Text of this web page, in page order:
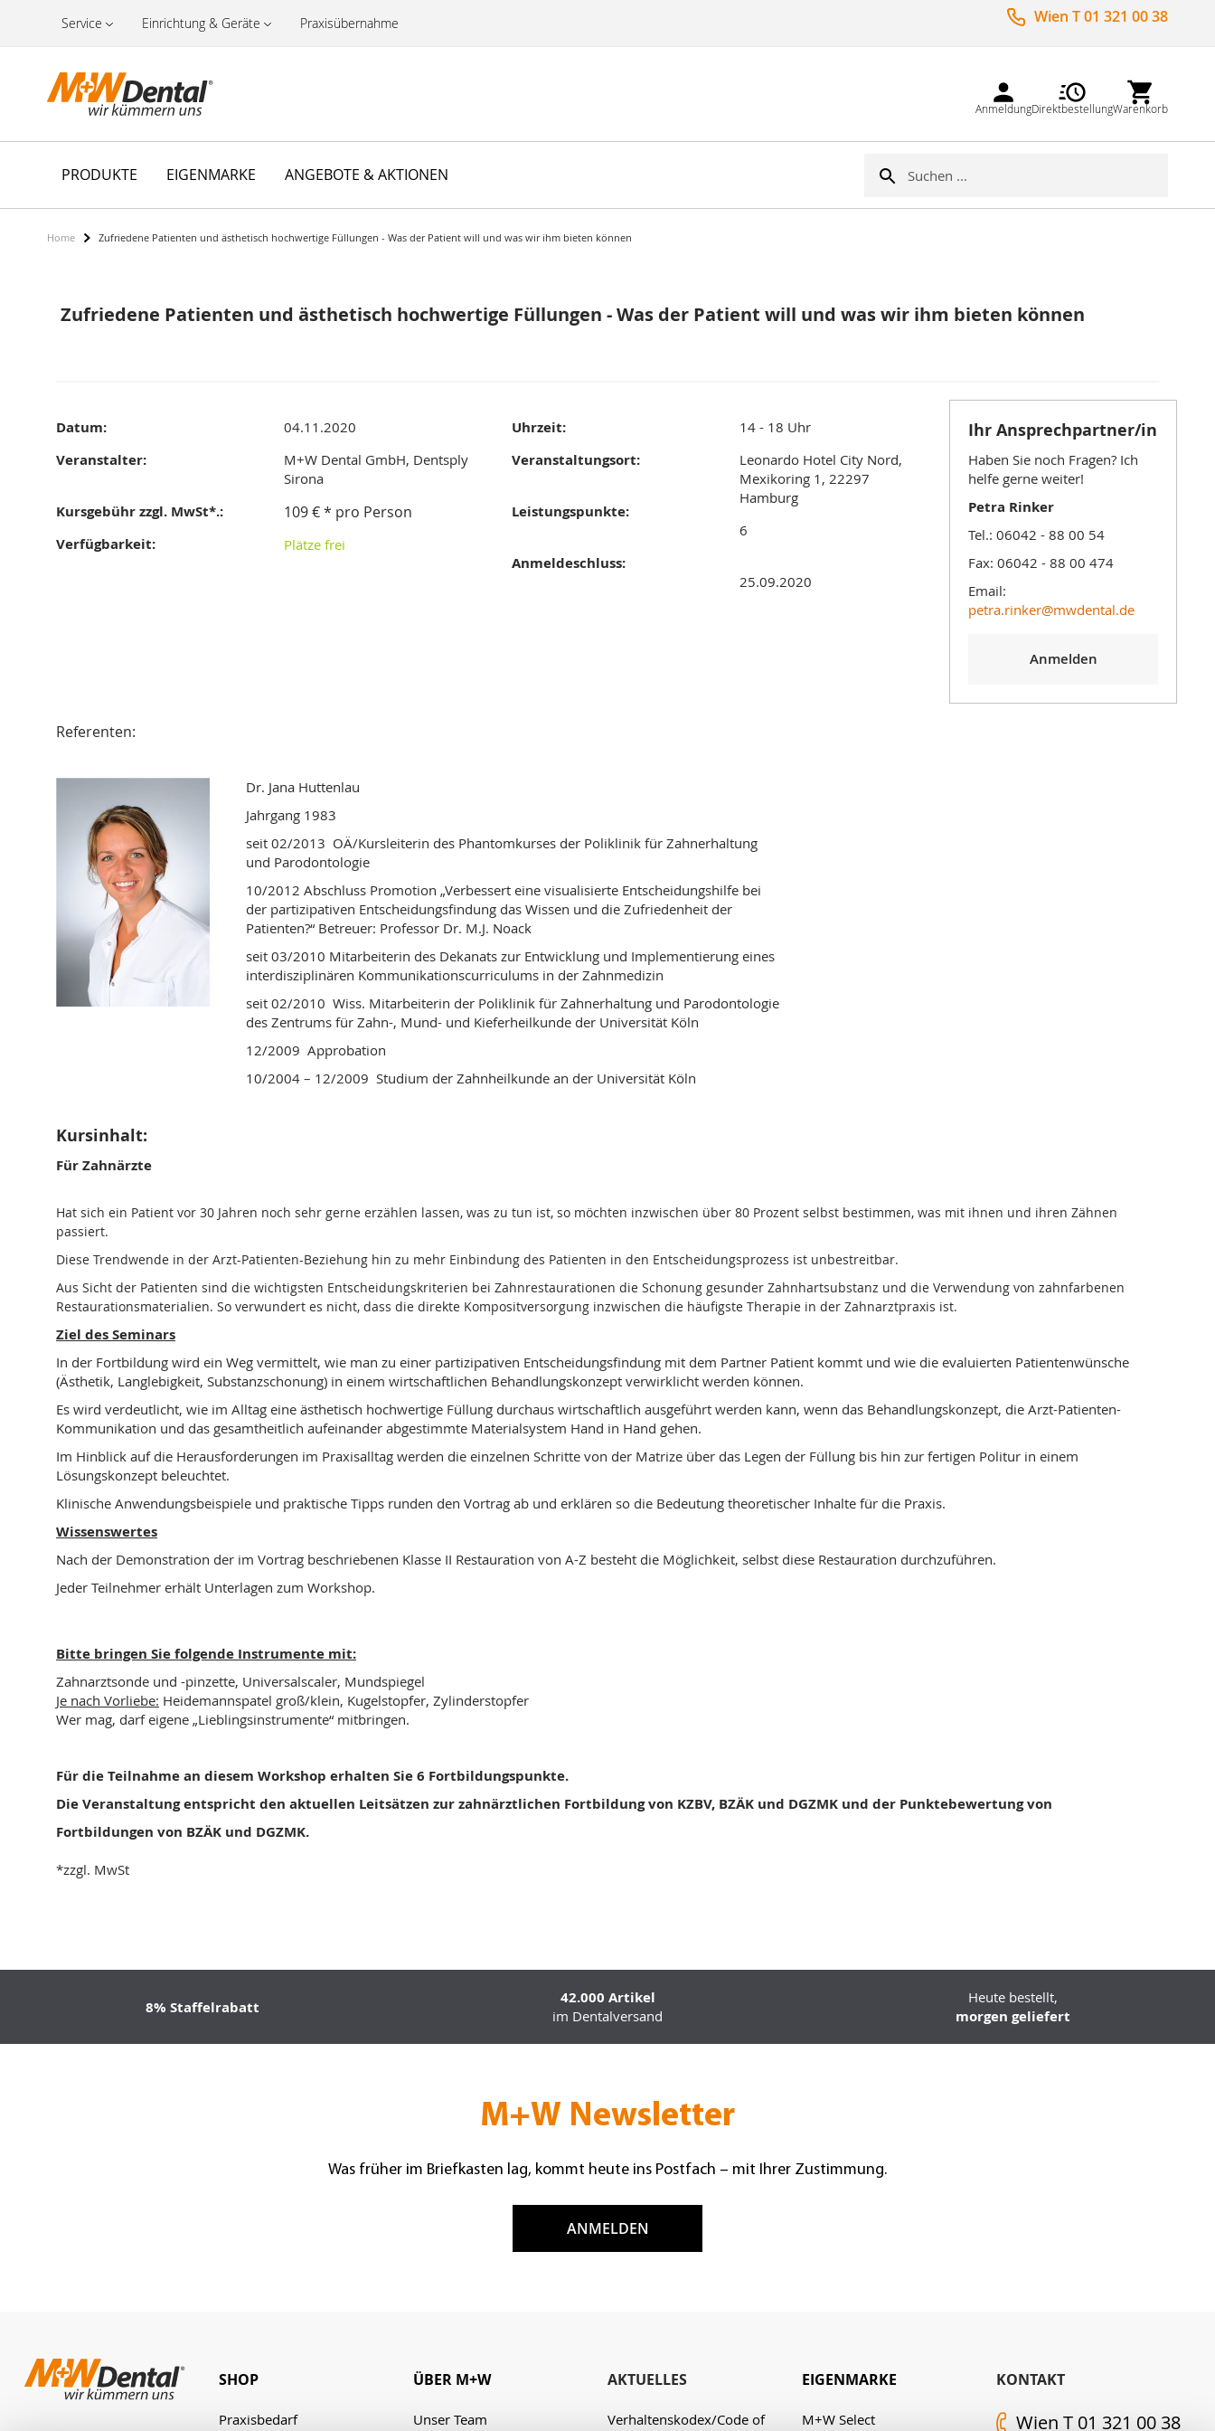
Service Einrichtung & Geräte Praxisübernahme Wien T 01 321 00 38
AnmeldungDirektbestellungWarenkorb
PRODUKTE EIGENMARKE ANGEBOTE & AKTIONEN Suche
Home Zufriedene Patienten und ästhetisch hochwertige Füllungen - Was der Patient will und was wir ihm bieten können
Zufriedene Patienten und ästhetisch hochwertige Füllungen - Was der Patient will und was wir ihm bieten können
Datum:
Veranstalter:
Kursgebühr zzgl. MwSt*.:
Verfügbarkeit:
04.11.2020
M+W Dental GmbH, Dentsply
Sirona
109 € * pro Person
Plätze frei
Uhrzeit:
Veranstaltungsort:
Leistungspunkte:
Anmeldeschluss:
14 - 18 Uhr
Leonardo Hotel City Nord,
Mexikoring 1, 22297
Hamburg
6
25.09.2020
Ihr Ansprechpartner/in
Haben Sie noch Fragen? Ich
helfe gerne weiter!
Petra Rinker
Tel.: 06042 - 88 00 54
Fax: 06042 - 88 00 474
Email:
petra.rinker@mwdental.de
Anmelden
Referenten:
Dr. Jana Huttenlau
Jahrgang 1983
seit 02/2013 OÄ/Kursleiterin des Phantomkurses der Poliklinik für Zahnerhaltung
und Parodontologie
10/2012 Abschluss Promotion „Verbessert eine visualisierte Entscheidungshilfe bei
der partizipativen Entscheidungsfindung das Wissen und die Zufriedenheit der
Patienten?“ Betreuer: Professor Dr. M.J. Noack
seit 03/2010 Mitarbeiterin des Dekanats zur Entwicklung und Implementierung eines
interdisziplinären Kommunikationscurriculums in der Zahnmedizin
seit 02/2010 Wiss. Mitarbeiterin der Poliklinik für Zahnerhaltung und Parodontologie
des Zentrums für Zahn-, Mund- und Kieferheilkunde der Universität Köln
12/2009 Approbation
10/2004 – 12/2009 Studium der Zahnheilkunde an der Universität Köln
Kursinhalt:
Für Zahnärzte
Hat sich ein Patient vor 30 Jahren noch sehr gerne erzählen lassen, was zu tun ist, so möchten inzwischen über 80 Prozent selbst bestimmen, was mit ihnen und ihren Zähnen
passiert.
Diese Trendwende in der Arzt-Patienten-Beziehung hin zu mehr Einbindung des Patienten in den Entscheidungsprozess ist unbestreitbar.
Aus Sicht der Patienten sind die wichtigsten Entscheidungskriterien bei Zahnrestaurationen die Schonung gesunder Zahnhartsubstanz und die Verwendung von zahnfarbenen
Restaurationsmaterialien. So verwundert es nicht, dass die direkte Kompositversorgung inzwischen die häufigste Therapie in der Zahnarztpraxis ist.
Ziel des Seminars
In der Fortbildung wird ein Weg vermittelt, wie man zu einer partizipativen Entscheidungsfindung mit dem Partner Patient kommt und wie die evaluierten Patientenwünsche
(Ästhetik, Langlebigkeit, Substanzschonung) in einem wirtschaftlichen Behandlungskonzept verwirklicht werden können.
Es wird verdeutlicht, wie im Alltag eine ästhetisch hochwertige Füllung durchaus wirtschaftlich ausgeführt werden kann, wenn das Behandlungskonzept, die Arzt-Patienten-
Kommunikation und das gesamtheitlich aufeinander abgestimmte Materialsystem Hand in Hand gehen.
Im Hinblick auf die Herausforderungen im Praxisalltag werden die einzelnen Schritte von der Matrize über das Legen der Füllung bis hin zur fertigen Politur in einem
Lösungskonzept beleuchtet.
Klinische Anwendungsbeispiele und praktische Tipps runden den Vortrag ab und erklären so die Bedeutung theoretischer Inhalte für die Praxis.
Wissenswertes
Nach der Demonstration der im Vortrag beschriebenen Klasse II Restauration von A-Z besteht die Möglichkeit, selbst diese Restauration durchzuführen.
Jeder Teilnehmer erhält Unterlagen zum Workshop.
Bitte bringen Sie folgende Instrumente mit:
Zahnarztsonde und -pinzette, Universalscaler, Mundspiegel
Je nach Vorliebe: Heidemannspatel groß/klein, Kugelstopfer, Zylinderstopfer
Wer mag, darf eigene „Lieblingsinstrumente“ mitbringen.
Für die Teilnahme an diesem Workshop erhalten Sie 6 Fortbildungspunkte.
Die Veranstaltung entspricht den aktuellen Leitsätzen zur zahnärztlichen Fortbildung von KZBV, BZÄK und DGZMK und der Punktebewertung von
Fortbildungen von BZÄK und DGZMK.
*zzgl. MwSt
8% Staffelrabatt 42.000 Artikel
im Dentalversand
Heute bestellt,
morgen geliefert
M+W Newsletter
Was früher im Briefkasten lag, kommt heute ins Postfach – mit Ihrer Zustimmung.
ANMELDEN
KONTAKT
Wien T 01 321 00 38
SHOP
Praxisbedarf
ÜBER M+W
Unser Team
AKTUELLES
Verhaltenskodex/Code of
EIGENMARKE
M+W Select